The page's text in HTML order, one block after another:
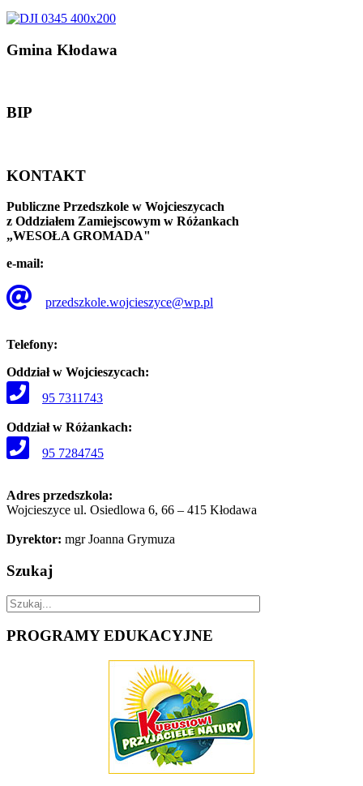
Gmina Kłodawa
BIP
KONTAKT
Publiczne Przedszkole w Wojcieszycach
z Oddziałem Zamiejscowym w Różankach
„WESOŁA GROMADA"
e-mail:
przedszkole.wojcieszyce@wp.pl
Telefony:
Oddział w Wojcieszycach:
95 7311743
Oddział w Różankach:
95 7284745
Adres przedszkola:
Wojcieszyce ul. Osiedlowa 6, 66 – 415 Kłodawa
Dyrektor: mgr Joanna Grymuza
Szukaj
PROGRAMYEDUKACYJNE